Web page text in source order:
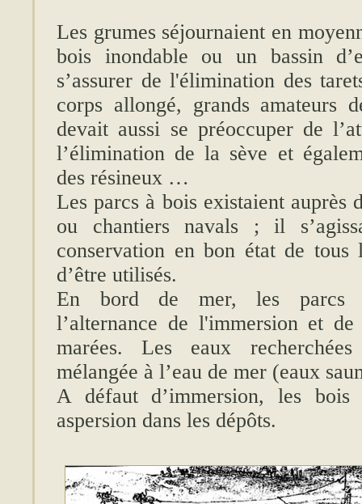
Les grumes séjournaient en
bois inondable ou un bassin
s’assurer de l'élimination des
corps allongé, grands amateurs
devait aussi se préoccuper de
l’élimination de la sève et
des résineux …
Les parcs à bois existaient auprès
ou chantiers navals ; il
conservation en bon état de tous
d’être utilisés.
En bord de mer, les parcs
l’alternance de l'immersion et
marées. Les eaux
mélangée à l’eau de mer (eaux
A défaut d’immersion, les bois
aspersion dans les dépôts.